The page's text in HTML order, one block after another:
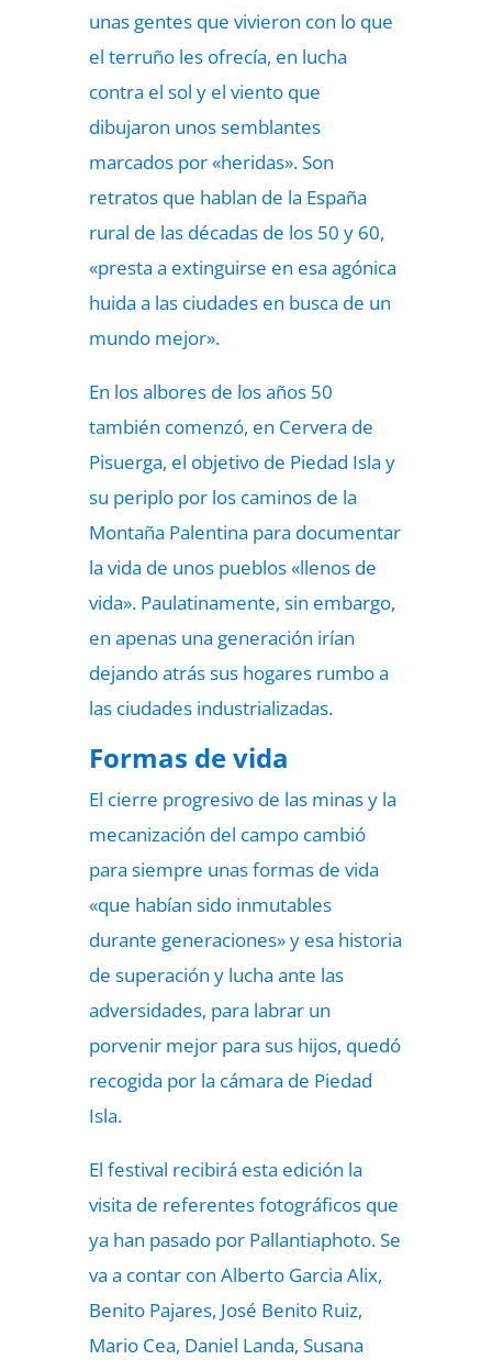
unas gentes que vivieron con lo que
el terruño les ofrecía, en lucha
contra el sol y el viento que
dibujaron unos semblantes
marcados por «heridas». Son
retratos que hablan de la España
rural de las décadas de los 50 y 60,
«presta a extinguirse en esa agónica
huida a las ciudades en busca de un
mundo mejor».
En los albores de los años 50
también comenzó, en Cervera de
Pisuerga, el objetivo de Piedad Isla y
su periplo por los caminos de la
Montaña Palentina para documentar
la vida de unos pueblos «llenos de
vida». Paulatinamente, sin embargo,
en apenas una generación irían
dejando atrás sus hogares rumbo a
las ciudades industrializadas.
Formas de vida
El cierre progresivo de las minas y la
mecanización del campo cambió
para siempre unas formas de vida
«que habían sido inmutables
durante generaciones» y esa historia
de superación y lucha ante las
adversidades, para labrar un
porvenir mejor para sus hijos, quedó
recogida por la cámara de Piedad
Isla.
El festival recibirá esta edición la
visita de referentes fotográficos que
ya han pasado por Pallantiaphoto. Se
va a contar con Alberto Garcia Alix,
Benito Pajares, José Benito Ruiz,
Mario Cea, Daniel Landa, Susana